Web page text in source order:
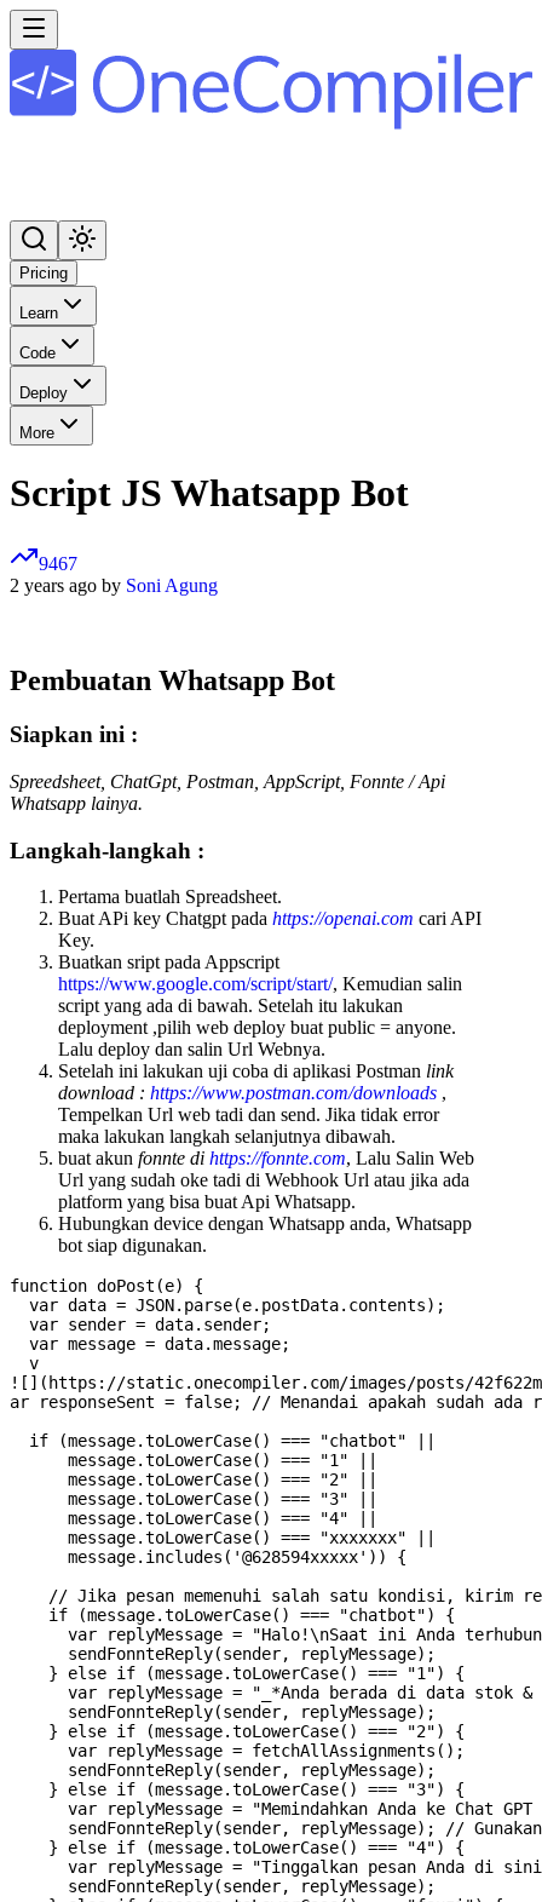
Pricing
Learn
Code
Deploy
More
Script JS Whatsapp Bot
9467
2 years ago by Soni Agung
Pembuatan Whatsapp Bot
Siapkan ini :
Spreedsheet, ChatGpt, Postman, AppScript, Fonnte / Api
Whatsapp lainya.
Langkah-langkah :
Pertama buatlah Spreadsheet.
Buat APi key Chatgpt pada https://openai.com cari API
Key.
Buatkan sript pada Appscript
https://www.google.com/script/start/, Kemudian salin
script yang ada di bawah. Setelah itu lakukan
deployment ,pilih web deploy buat public = anyone.
Lalu deploy dan salin Url Webnya.
Setelah ini lakukan uji coba di aplikasi Postman link
download : https://www.postman.com/downloads ,
Tempelkan Url web tadi dan send. Jika tidak error
maka lakukan langkah selanjutnya dibawah.
buat akun fonnte di https://fonnte.com, Lalu Salin Web
Url yang sudah oke tadi di Webhook Url atau jika ada
platform yang bisa buat Api Whatsapp.
Hubungkan device dengan Whatsapp anda, Whatsapp
bot siap digunakan.
function doPost(e) {
  var data = JSON.parse(e.postData.contents);
  var sender = data.sender;
  var message = data.message;
  v
![](https://static.onecompiler.com/images/posts/
ar responseSent = false; // Menandai apakah sudah ada
  if (message.toLowerCase() === "chatbot" ||
      message.toLowerCase() === "1" ||
      message.toLowerCase() === "2" ||
      message.toLowerCase() === "3" ||
      message.toLowerCase() === "4" ||
      message.toLowerCase() === "xxxxxxx" ||
      message.includes('@628594xxxxx')) {
// Jika pesan memenuhi salah satu kondisi, kirim
    if (message.toLowerCase() === "chatbot") {
var replyMessage = "Halo!\nSaat ini Anda
      sendFonnteReply(sender, replyMessage);
    } else if (message.toLowerCase() === "1") {
var replyMessage = "_*Anda berada di data stok
      sendFonnteReply(sender, replyMessage);
    } else if (message.toLowerCase() === "2") {
      var replyMessage = fetchAllAssignments();
      sendFonnteReply(sender, replyMessage);
    } else if (message.toLowerCase() === "3") {
var replyMessage = "Memindahkan Anda ke Chat GPT
sendFonnteReply(sender, replyMessage); //
    } else if (message.toLowerCase() === "4") {
var replyMessage = "Tinggalkan pesan Anda di
      sendFonnteReply(sender, replyMessage);